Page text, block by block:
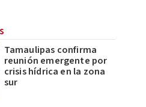
Tamaulipas confirma
reunión emergente por
crisis hídrica en la zona
sur